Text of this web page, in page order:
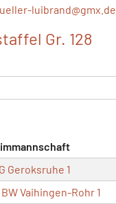
luibrand@gmx.de
Gr. 128
Geroksruhe 1
BW Vaihingen-Rohr 1